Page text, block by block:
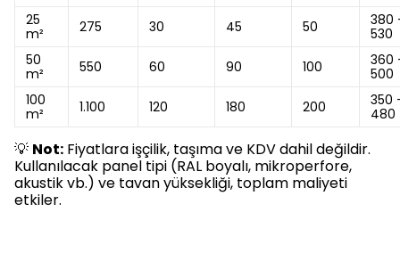
25
m²
275 30 45 50
380
530
50
m²
550 60 90 100
360
500
100
m²
1.100 120 180 200
350
480
💡 Not: Fiyatlara işçilik, taşıma ve KDV dahil değildir.
Kullanılacak panel tipi (RAL boyalı, mikroperfore,
akustik vb.) ve tavan yüksekliği, toplam maliyeti
etkiler.